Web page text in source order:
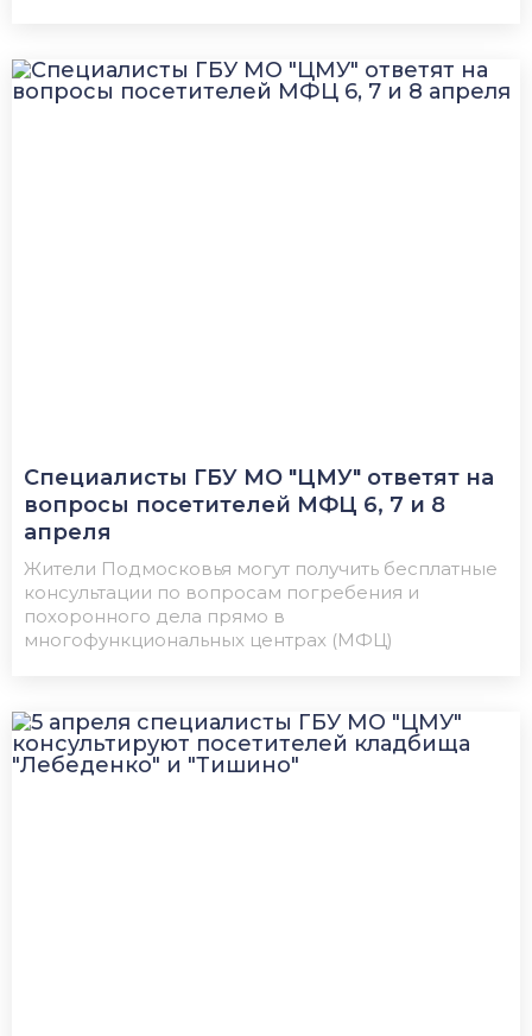
Специалисты ГБУ МО "ЦМУ" ответят на
вопросы посетителей МФЦ 6, 7 и 8
апреля
Жители Подмосковья могут получить бесплатные
консультации по вопросам погребения и
похоронного дела прямо в
многофункциональных центрах (МФЦ)